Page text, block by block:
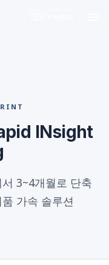
INsight
3~4개월로 단축
가속 솔루션